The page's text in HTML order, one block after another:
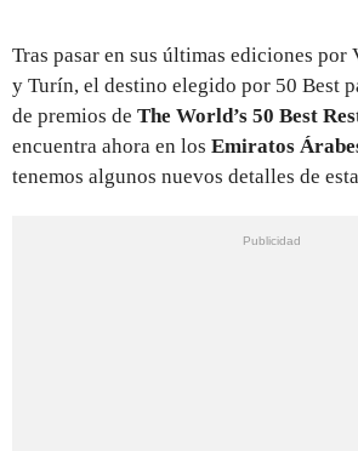
Tras pasar en sus últimas ediciones por
y Turín, el destino elegido por 50 Best
de premios de The World’s 50 Best
encuentra ahora en los Emiratos
tenemos algunos nuevos detalles de